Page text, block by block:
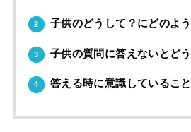
2 子供のどうして？にどのよ
3 子供の質問に答えないとど
4 答える時に意識していること